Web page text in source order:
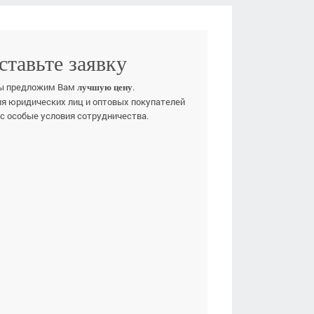
заявку
предложим Вам лучшую цену.
юридических лиц и оптовых покупателей
особые условия сотрудничества.